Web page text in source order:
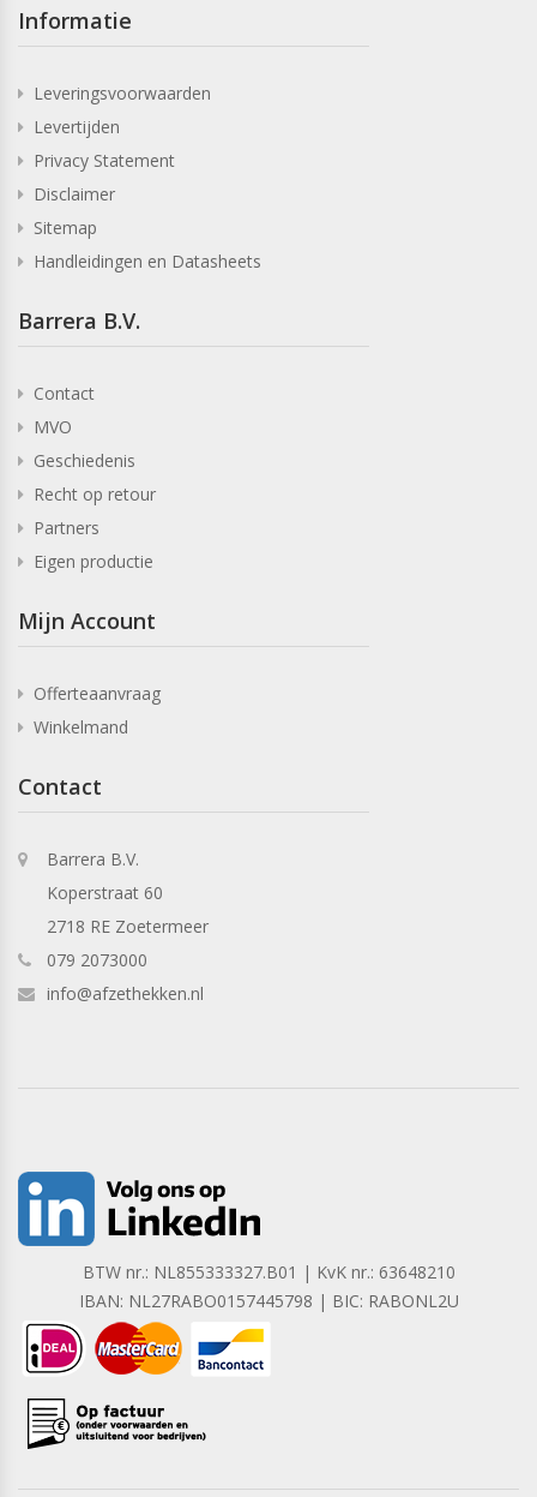
Informatie
Leveringsvoorwaarden
Levertijden
Privacy Statement
Disclaimer
Sitemap
Handleidingen en Datasheets
Barrera B.V.
Contact
MVO
Geschiedenis
Recht op retour
Partners
Eigen productie
Mijn Account
Offerteaanvraag
Winkelmand
Contact
Barrera B.V.
Koperstraat 60
2718 RE Zoetermeer
079 2073000
info@afzethekken.nl
BTW nr.: NL855333327.B01 | KvK nr.: 63648210
IBAN: NL27RABO0157445798 | BIC: RABONL2U